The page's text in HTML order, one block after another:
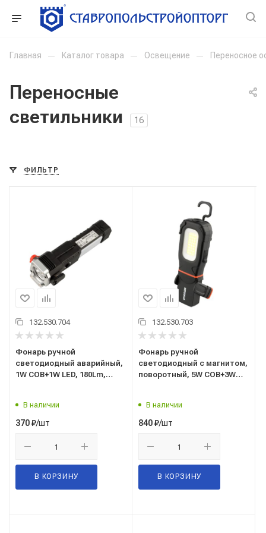
Главная — Каталог товара — Освещение — Переносное
Переносные
светильники
16
ФИЛЬТР
132.530.704
Фонарь ручной
светодиодный аварийный,
1W COB+1W LED, 180Lm,
("AвтоDело") (44316) +
молоток для разбивания
В наличии
370₽/шт
В КОРЗИНУ
132.530.703
Фонарь ручной
светодиодный с магнитом,
поворотный, 5W COB+3W
C ("AвтоDело") (44313)
В наличии
840₽/шт
В КОРЗИНУ